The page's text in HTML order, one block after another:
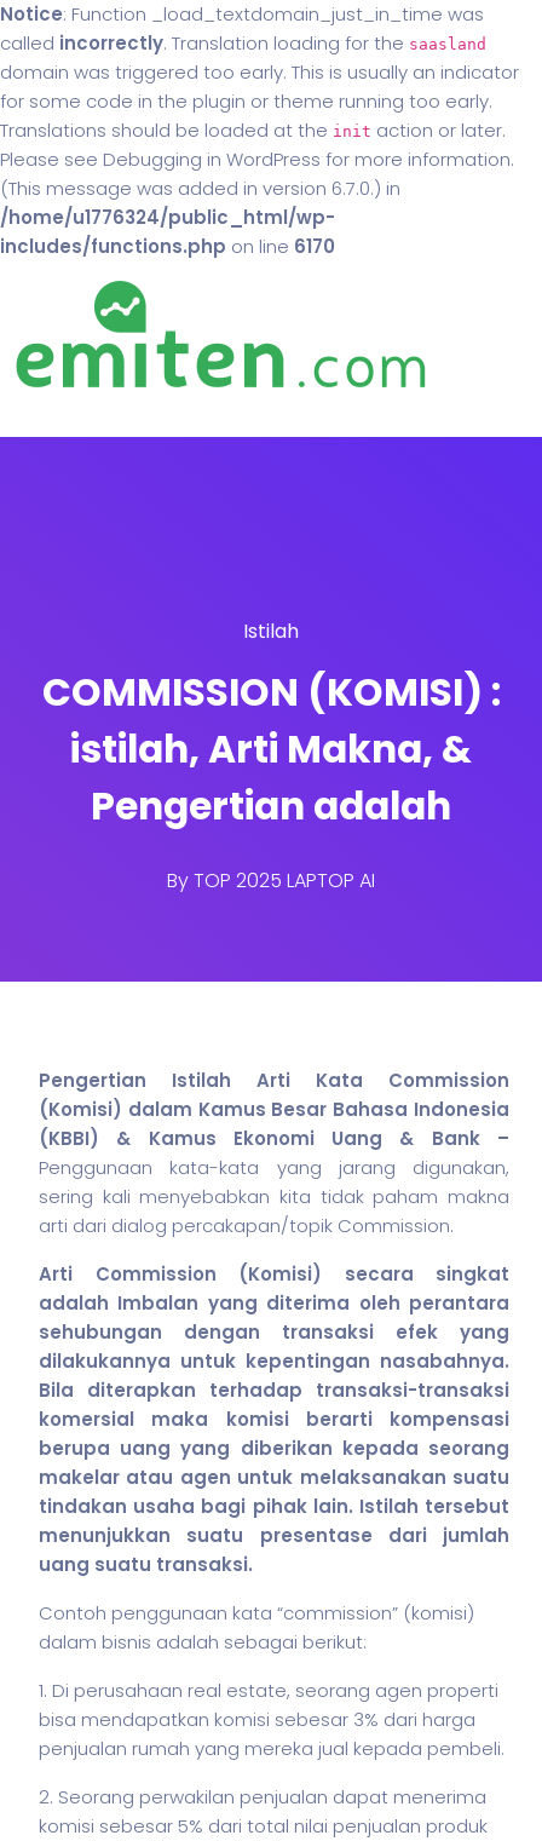
Notice: Function _load_textdomain_just_in_time was
called incorrectly. Translation loading for the saasland
domain was triggered too early. This is usually an indicator
for some code in the plugin or theme running too early.
Translations should be loaded at the init action or later.
Please see Debugging in WordPress for more information.
(This message was added in version 6.7.0.) in
/home/u1776324/public_html/wp-
includes/functions.php on line 6170
Istilah
COMMISSION (KOMISI) :
istilah, Arti Makna, &
Pengertian adalah
ByTOP 2025 LAPTOP AI
Pengertian Istilah Arti Kata Commission
(Komisi) dalam Kamus Besar Bahasa Indonesia
(KBBI) & Kamus Ekonomi Uang & Bank –
Penggunaan kata-kata yang jarang digunakan,
sering kali menyebabkan kita tidak paham makna
arti dari dialog percakapan/topik Commission.
Arti Commission (Komisi) secara singkat
adalah Imbalan yang diterima oleh perantara
sehubungan dengan transaksi efek yang
dilakukannya untuk kepentingan nasabahnya.
Bila diterapkan terhadap transaksi-transaksi
komersial maka komisi berarti kompensasi
berupa uang yang diberikan kepada seorang
makelar atau agen untuk melaksanakan suatu
tindakan usaha bagi pihak lain. Istilah tersebut
menunjukkan suatu presentase dari jumlah
uang suatu transaksi.
Contoh penggunaan kata “commission” (komisi)
dalam bisnis adalah sebagai berikut:
1. Di perusahaan real estate, seorang agen properti
bisa mendapatkan komisi sebesar 3% dari harga
penjualan rumah yang mereka jual kepada pembeli.
2. Seorang perwakilan penjualan dapat menerima
komisi sebesar 5% dari total nilai penjualan produk